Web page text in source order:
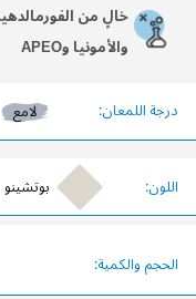
خالٍ من
والأمونيا وAPEO
درجة اللمعان: لامع
اللون: بوتشينو
الحجم والكمية: